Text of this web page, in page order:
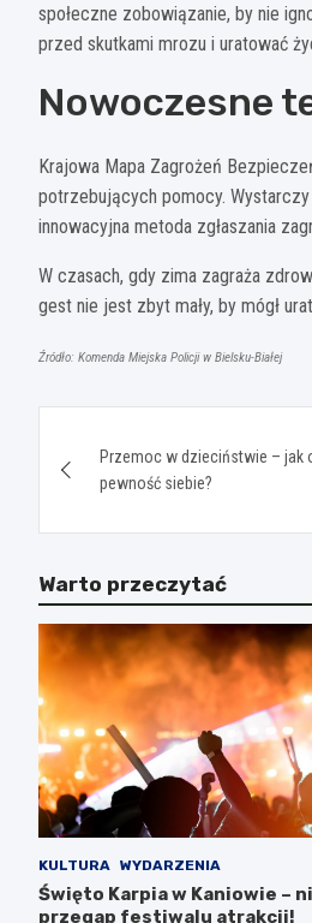
społeczne zobowiązanie, by nie
przed skutkami mrozu i uratować
Nowoczesne
Krajowa Mapa Zagrożeń
potrzebujących pomocy.
innowacyjna metoda zgłaszania
W czasach, gdy zima zagraża
gest nie jest zbyt mały, by mógł
Źródło: Komenda Miejska Policji w Bielsku-Białej
wpisuPrzemoc w dzieciństwie – jak
pewność siebie?
Warto przeczytać
KULTURA WYDARZENIA
Święto Karpia w Kaniowie –
przegap festiwalu atrakcji!